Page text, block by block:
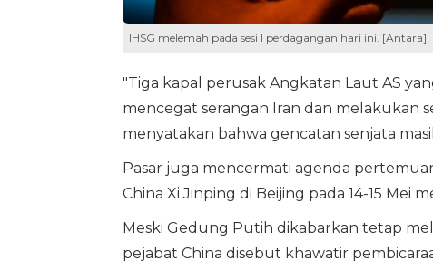
IHSG melemah pada sesi I perdagangan hari ini. [Antara].
"Tiga kapal perusak Angkatan Laut AS
mencegat serangan Iran dan melakukan
menyatakan bahwa gencatan senjata
Pasar juga mencermati agenda
China Xi Jinping di Beijing pada 14-15 Mei
Meski Gedung Putih dikabarkan tetap
pejabat China disebut khawatir